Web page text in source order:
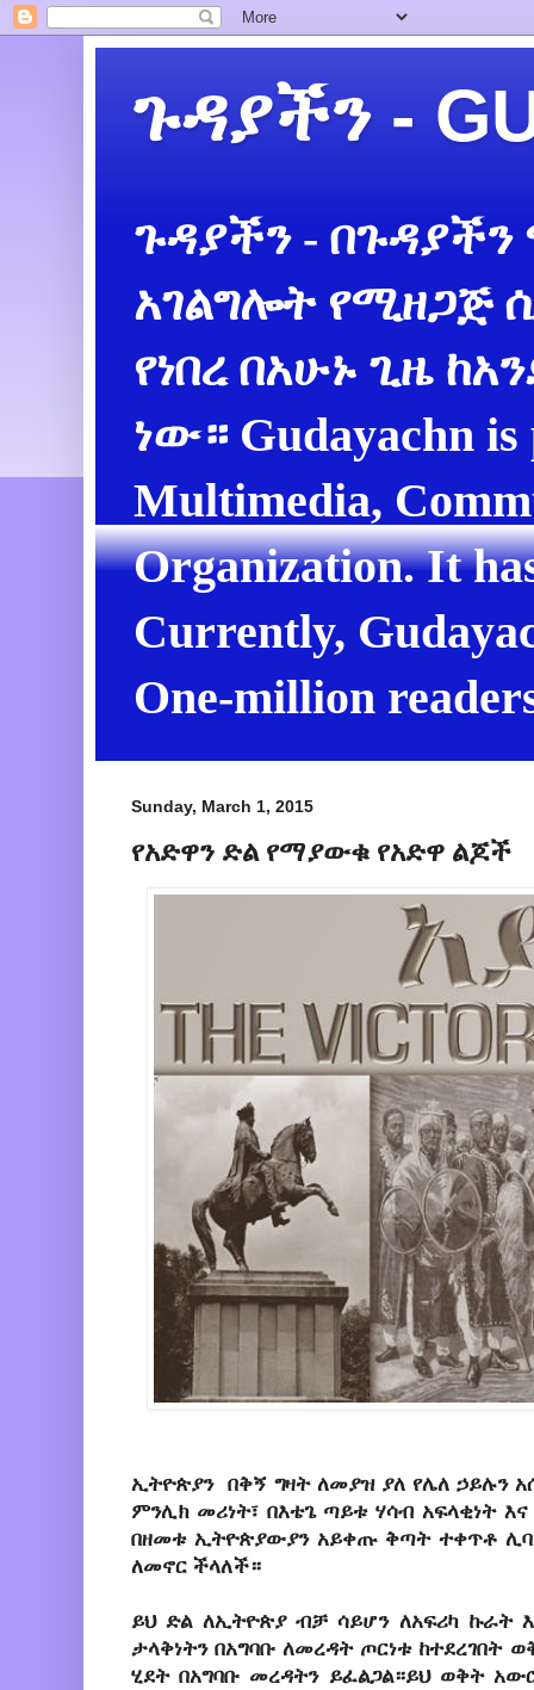
ጉዳያችን -
ጉዳያችን -
አገልግሎት የሚዘጋጅ
የነበረ በአሁኑ ጊዜ
ነው። Gudayachn is
Multimedia,
Organization. It
Currently,
One-million
Sunday, March 1, 2015
የአድዋን ድል የማያውቁ የአድዋ ልጆች
ኢትዮጵያን በቅኝ ግዛት ለመያዝ ያለ የሌለ ኃይሉን
ምንሊክ መሪነት፣ በእቴጌ ጣይቱ ሃሳብ አፍላቂነት
በዘመቱ ኢትዮጵያውያን አይቀጡ ቅጣት ተቀጥቶ
ለመኖር ችላለች።
ይህ ድል ለኢትዮጵያ ብቻ ሳይሆን ለአፍሪካ ኩራት
ታላቅነትን በአግባቡ ለመረዳት ጦርነቱ ከተደረገበት
ሂደት በአግባቡ መረዳትን ይፈልጋል።ይህ ወቅት